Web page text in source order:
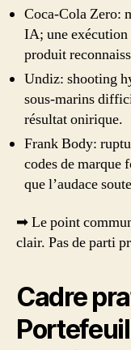
Coca‑Cola Zero:
IA; une exécution
produit
Undiz: shooting
sous‑marins
résultat onirique.
Frank Body:
codes de marque
que l’audace
➡ Le point
clair. Pas de parti
Cadre